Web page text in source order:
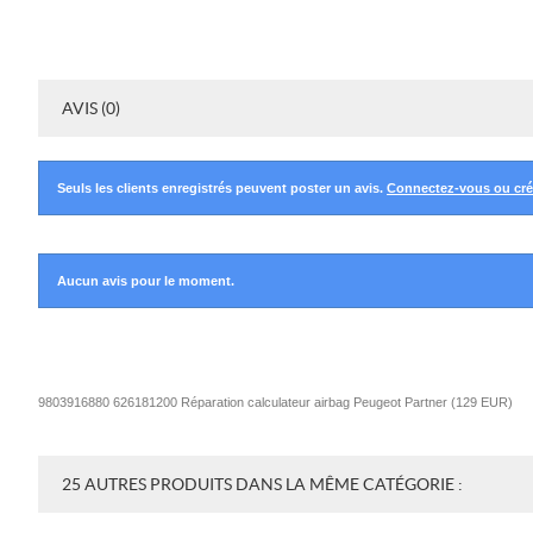
AVIS (0)
Seuls les clients enregistrés peuvent poster un avis. Connectez-vous ou
Aucun avis pour le moment.
9803916880 626181200 Réparation calculateur airbag Peugeot Partner (129 EUR)
25 AUTRES PRODUITS DANS LA MÊME CATÉGORIE :